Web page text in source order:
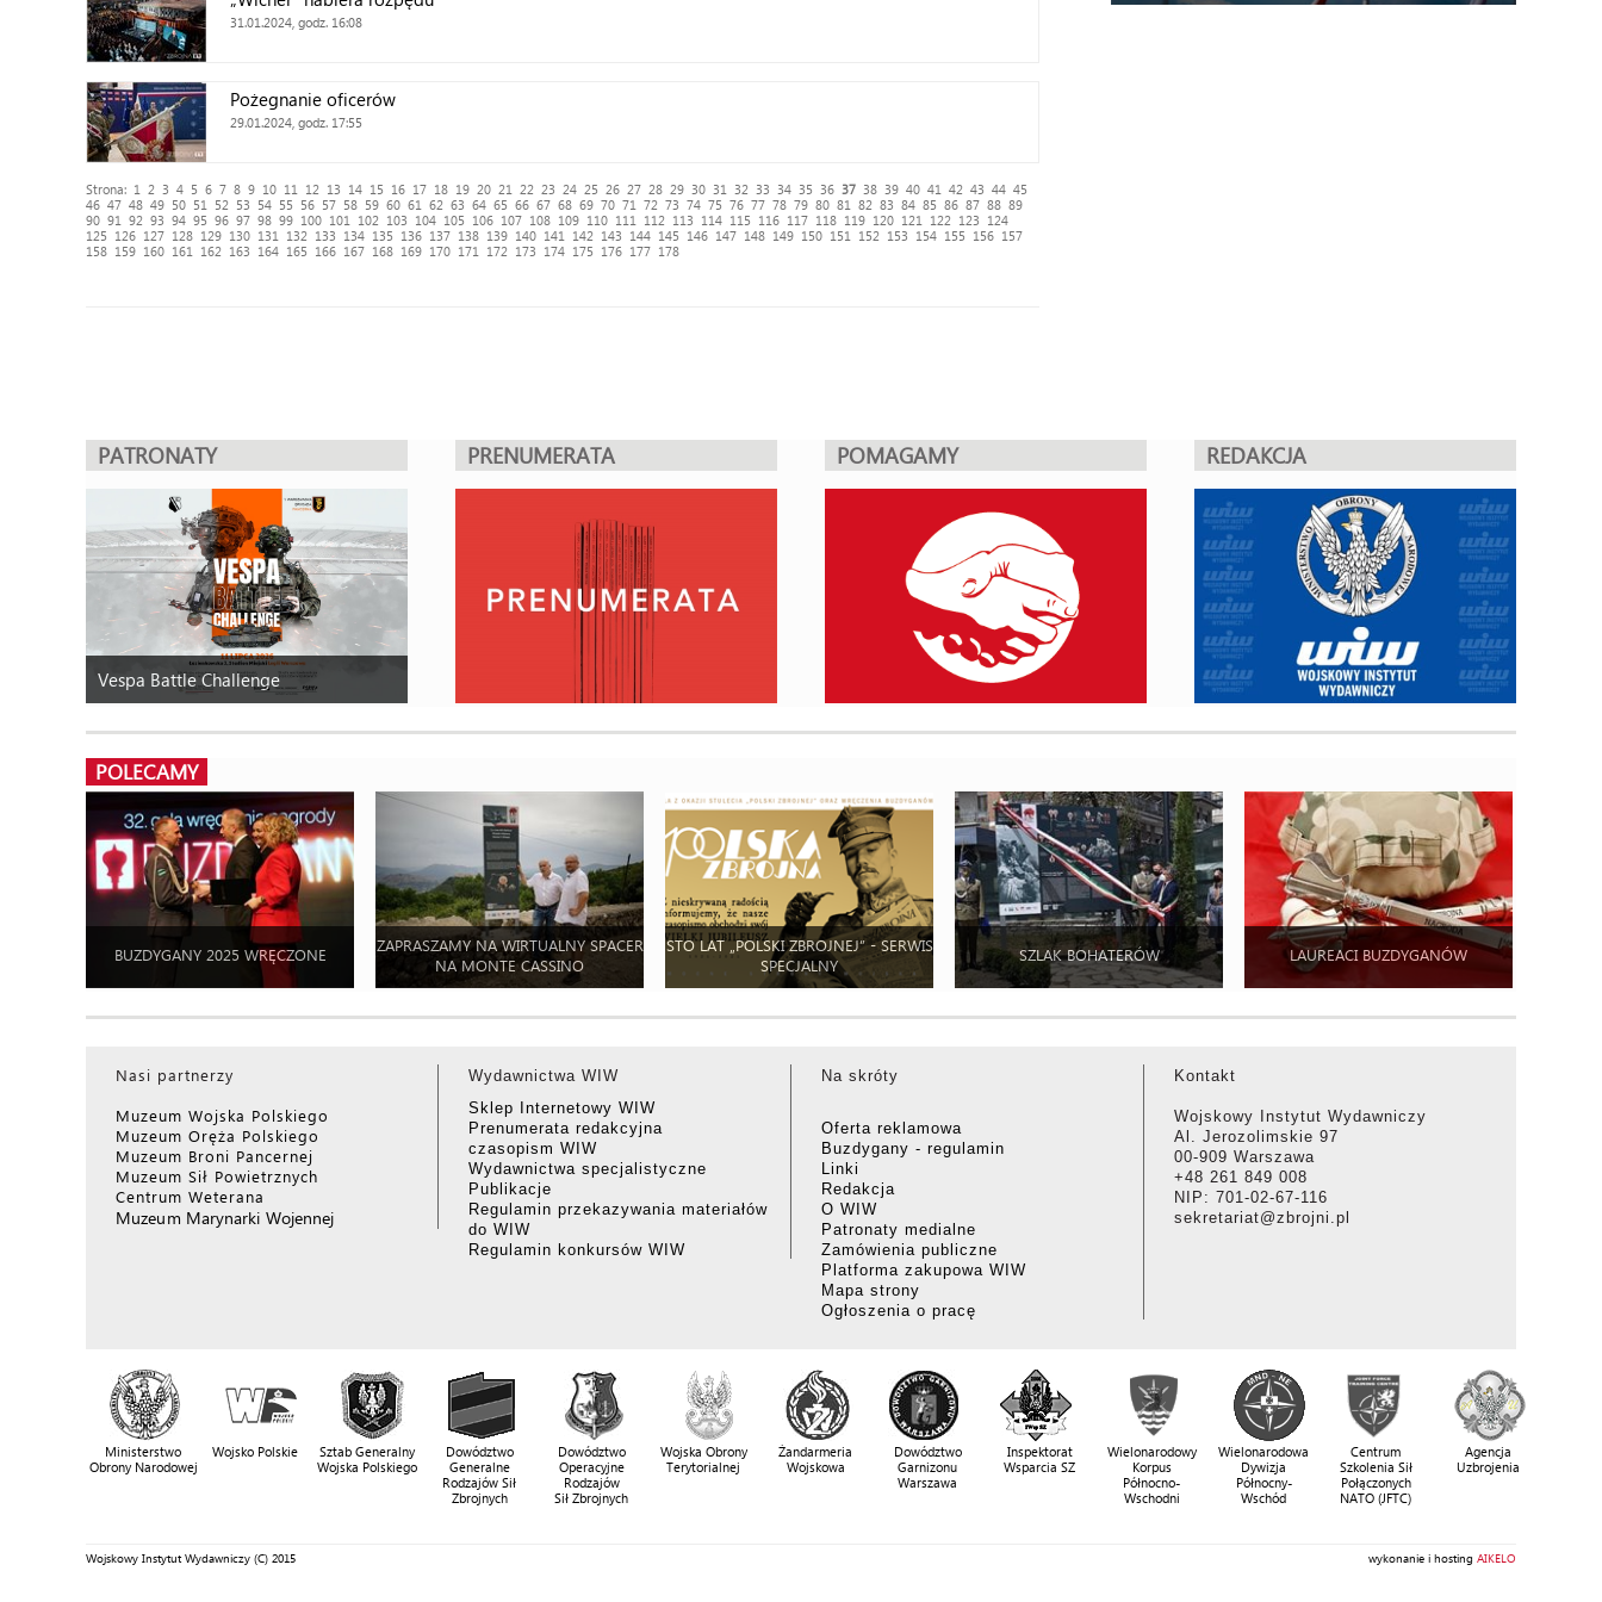
31.01.2024, godz. 16:08
Pożegnanie oficerów
29.01.2024, godz. 17:55
Strona: 1 2 3 4 5 6 7 8 9 10 11 12 13 14 15 16 17 18 19 20 21 22 23 24 25 26 27 28 29 30 31 32 33 34 35 36 37 38 39 40 41 42 43 44 45
46 47 48 49 50 51 52 53 54 55 56 57 58 59 60 61 62 63 64 65 66 67 68 69 70 71 72 73 74 75 76 77 78 79 80 81 82 83 84 85 86 87 88 89
90 91 92 93 94 95 96 97 98 99 100 101 102 103 104 105 106 107 108 109 110 111 112 113 114 115 116 117 118 119 120 121 122 123
124
125
126 127 128 129 130 131 132 133 134 135 136 137 138 139 140 141 142 143 144 145 146 147 148 149 150 151 152 153 154 155 156 157
158 159 160 161 162 163 164 165 166 167 168 169 170 171 172 173 174 175 176 177 178
PATRONATY
Vespa Battle Challenge
PRENUMERATA POMAGAMY REDAKCJA
POLECAMY
BUZDYGANY 2025 WRĘCZONE
ZAPRASZAMY NA WIRTUALNY SPACER
NA MONTE CASSINO
STO LAT „POLSKI ZBROJNEJ” - SERWIS
SPECJALNY
SZLAK BOHATERÓW LAUREACI BUZDYGANÓW
Nasi partnerzy
Muzeum Wojska Polskiego
Muzeum Oręża Polskiego
Muzeum Broni Pancernej
Muzeum Sił Powietrznych
Centrum Weterana
Muzeum Marynarki Wojennej
Wydawnictwa WIW
Sklep Internetowy WIW
Prenumerata redakcyjna
czasopism WIW
Wydawnictwa specjalistyczne
Publikacje
Regulamin przekazywania materiałów
do WIW
Regulamin konkursów WIW
Na skróty
Oferta reklamowa
Buzdygany - regulamin
Linki
Redakcja
O WIW
Patronaty medialne
Zamówienia publiczne
Platforma zakupowa WIW
Mapa strony
Ogłoszenia o pracę
Kontakt
Wojskowy Instytut Wydawniczy
Al. Jerozolimskie 97
00-909 Warszawa
+48 261 849 008
NIP: 701-02-67-116
sekretariat@zbrojni.pl
Ministerstwo
Obrony Narodowej
Wojsko Polskie
Sztab Generalny
Wojska Polskiego
Dowództwo
Generalne
Rodzajów Sił
Zbrojnych
Dowództwo
Operacyjne
Rodzajów
Sił Zbrojnych
Wojska Obrony
Terytorialnej
Żandarmeria
Wojskowa
Dowództwo
Garnizonu
Warszawa
Inspektorat
Wsparcia SZ
Wielonarodowy
Korpus
Północno-
Wschodni
Wielonarodowa
Dywizja
Północny-
Wschód
Centrum
Szkolenia Sił
Połączonych
NATO (JFTC)
Agencja
Uzbrojenia
Wojskowy Instytut Wydawniczy (C) 2015 wykonanie i hosting AIKELO